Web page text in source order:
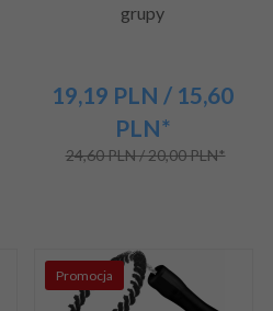
grupy
19,19 PLN / 15,60
PLN*
24,60 PLN / 20,00 PLN*
Promocja